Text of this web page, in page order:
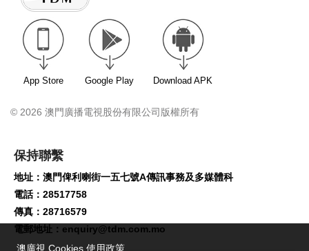
App Store Google Play Download APK
© 2026 澳門廣播電視股份有限公司版權所有
保持聯繫
地址：澳門俾利喇街一五七號A傳訊事務及多媒體科
電話：28517758
傳真：28716579
電郵地址： enquiry@tdm.com.mo
澳廣視 Cookies 使用政策